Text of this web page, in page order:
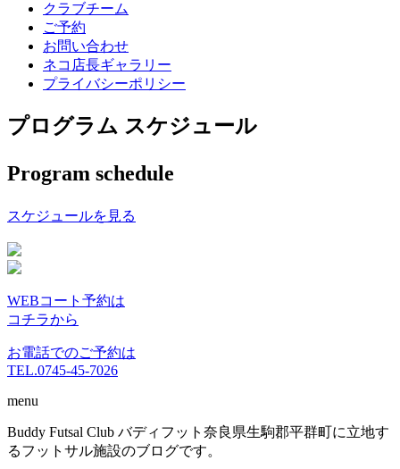
クラブチーム
ご予約
お問い合わせ
ネコ店長ギャラリー
プライバシーポリシー
プログラム スケジュール
Program schedule
スケジュールを見る
WEBコート予約は
コチラから
お電話でのご予約は
TEL.0745-45-7026
menu
コ
ン
Buddy Futsal Club バディフット奈良県生駒郡平群町に立地す
るフットサル施設のブログです。